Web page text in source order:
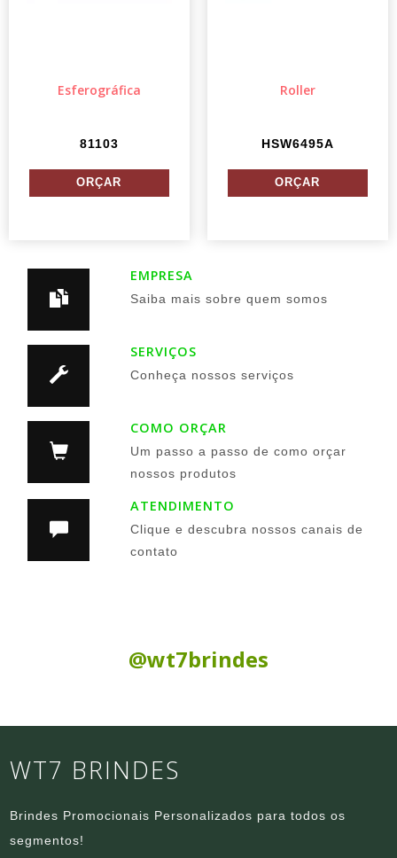
Esferográfica
81103
Roller
HSW6495A
EMPRESA
Saiba mais sobre quem somos
SERVIÇOS
Conheça nossos serviços
COMO ORÇAR
Um passo a passo de como orçar
nossos produtos
ATENDIMENTO
Clique e descubra nossos canais de
contato
@wt7brindes
WT7 BRINDES
Brindes Promocionais Personalizados para todos os
segmentos!